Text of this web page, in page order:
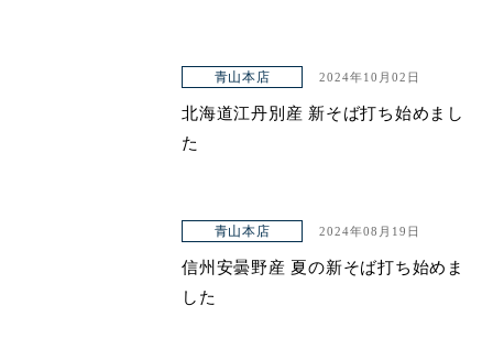
青山本店 2024年10月02日
北海道江丹別産 新そば打ち始めまし
た
青山本店 2024年08月19日
信州安曇野産 夏の新そば打ち始めま
した